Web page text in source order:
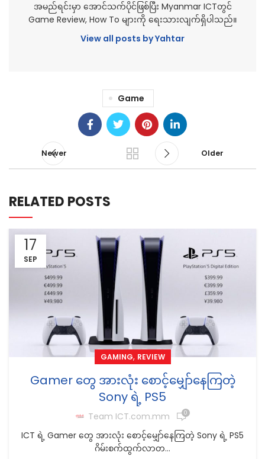
အမည်ရင်းမှာ အောင်သက်ပိုင်ဖြစ်ပြီး Myanmar ICTတွင်
Game Review, How To များကို ရေးသားလျက်ရှိပါသည်။
View all posts by Yahtar
Game
Newer Older
RELATED POSTS
17
SEP
GAMING, REVIEW
Gamer တွေ အားလုံး စောင့်မျှော်နေကြတဲ့
Sony ရဲ့ PS5
Team ICT.com.mm 0
ICT ရဲ့ Gamer တွေ အားလုံး စောင့်မျှော်နေကြတဲ့ Sony ရဲ့ PS5
ဂိမ်းစက်ထွက်လာတ...